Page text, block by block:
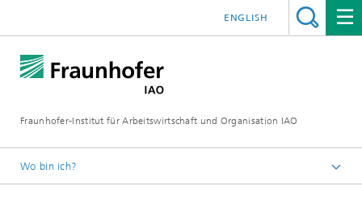
Fraunhofer-Institut für Arbeitswirtschaft und Organisation IAO
ENGLISH
Wo bin ich?